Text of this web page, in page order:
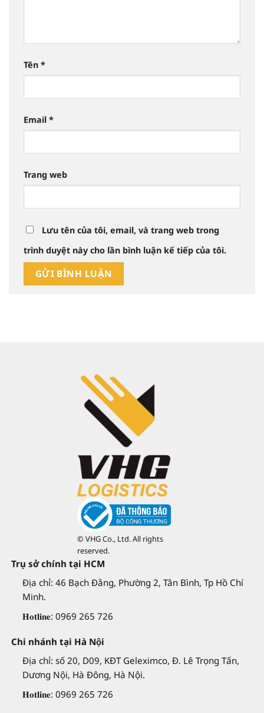
Tên *
Email *
Trang web
Lưu tên của tôi, email, và trang web trong
trình duyệt này cho lần bình luận kế tiếp của tôi.
© VHG Co., Ltd. All rights
reserved.
Trụ sở chính tại HCM
Địa chỉ: 46 Bạch Đằng, Phường 2, Tân Bình, Tp Hồ Chí
Minh.
𝐇𝐨𝐭𝐥𝐢𝐧𝐞: 0969 265 726
Chi nhánh tại Hà Nội
Địa chỉ: số 20, D09, KĐT Geleximco, Đ. Lê Trọng Tấn,
Dương Nội, Hà Đông, Hà Nội.
𝐇𝐨𝐭𝐥𝐢𝐧𝐞: 0969 265 726